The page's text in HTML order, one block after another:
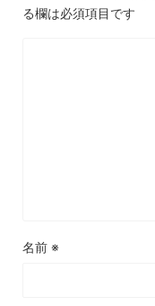
る欄は必須項目です
名前 ※